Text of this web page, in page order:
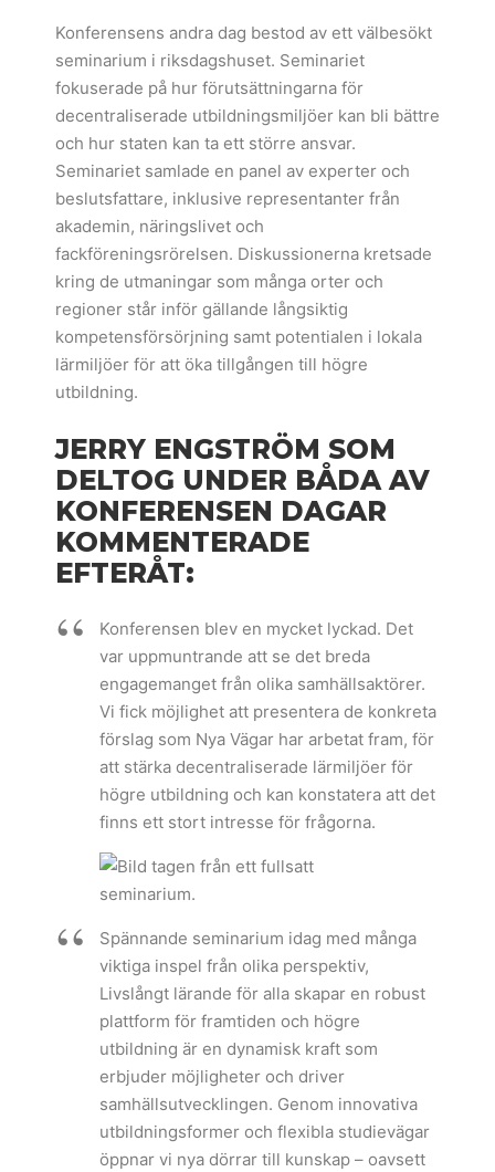
Konferensens andra dag bestod av ett välbesökt
seminarium i riksdagshuset. Seminariet
fokuserade på hur förutsättningarna för
decentraliserade utbildningsmiljöer kan bli bättre
och hur staten kan ta ett större ansvar.
Seminariet samlade en panel av experter och
beslutsfattare, inklusive representanter från
akademin, näringslivet och
fackföreningsrörelsen. Diskussionerna kretsade
kring de utmaningar som många orter och
regioner står inför gällande långsiktig
kompetensförsörjning samt potentialen i lokala
lärmiljöer för att öka tillgången till högre
utbildning.
JERRY ENGSTRÖM SOM
DELTOG UNDER BÅDA AV
KONFERENSEN DAGAR
KOMMENTERADE
EFTERÅT:
Konferensen blev en mycket lyckad. Det
var uppmuntrande att se det breda
engagemanget från olika samhällsaktörer.
Vi fick möjlighet att presentera de konkreta
förslag som Nya Vägar har arbetat fram, för
att stärka decentraliserade lärmiljöer för
högre utbildning och kan konstatera att det
finns ett stort intresse för frågorna.
Spännande seminarium idag med många
viktiga inspel från olika perspektiv,
Livslångt lärande för alla skapar en robust
plattform för framtiden och högre
utbildning är en dynamisk kraft som
erbjuder möjligheter och driver
samhällsutvecklingen. Genom innovativa
utbildningsformer och flexibla studievägar
öppnar vi nya dörrar till kunskap – oavsett